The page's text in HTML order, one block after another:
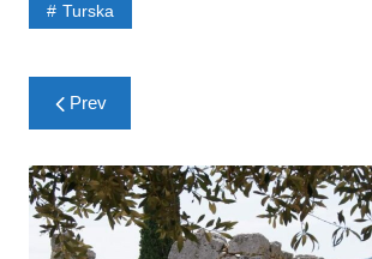
Turska
Post
navigation
Prev